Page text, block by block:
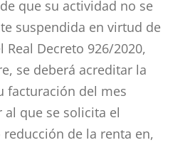
que su actividad no se
suspendida en virtud de
Real Decreto 926/2020,
se deberá acreditar la
facturación del mes
que se solicita el
de la renta en,